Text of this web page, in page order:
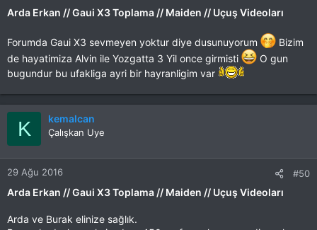
Arda Erkan // Gaui X3 Toplama // Maiden // Uçuş Videoları
Forumda Gaui X3 sevmeyen yoktur diye dusunuyorum
Bizim
de hayatimiza Alvin ile Yozgatta 3 Yil once girmisti
O gun
bugundur bu ufakliga ayri bir hayranligim var
K kemalcan
Çalışkan Uye
29 Ağu 2016 #50
Arda Erkan // Gaui X3 Toplama // Maiden // Uçuş Videoları
Arda ve Burak elinize sağlık.